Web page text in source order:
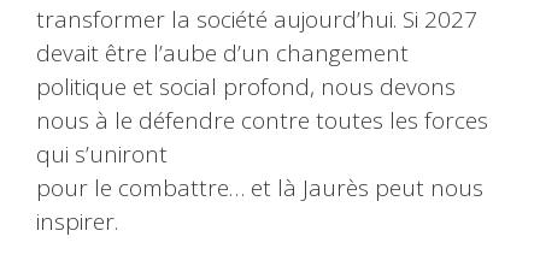
transformer la société aujourd’hui. Si 2027
devait être l’aube d’un changement
politique et social profond, nous devons
nous à le défendre contre toutes les forces
qui s’uniront
pour le combattre… et là Jaurès peut nous
inspirer.